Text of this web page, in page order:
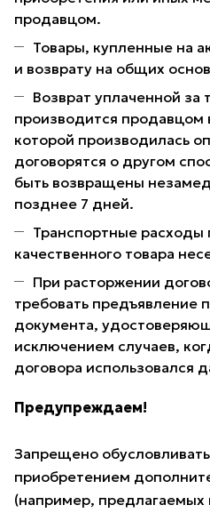
продавцом.
Товары, купленные на
и возврату на общих
Возврат уплаченной
производится продавцом
которой производилась
договорятся о другом
быть возвращены
позднее 7 дней.
Транспортные расходы
качественного товара
При расторжении
требовать предъявление
документа,
исключением случаев,
договора использовался
Предупреждаем!
Запрещено
приобретением
(например,